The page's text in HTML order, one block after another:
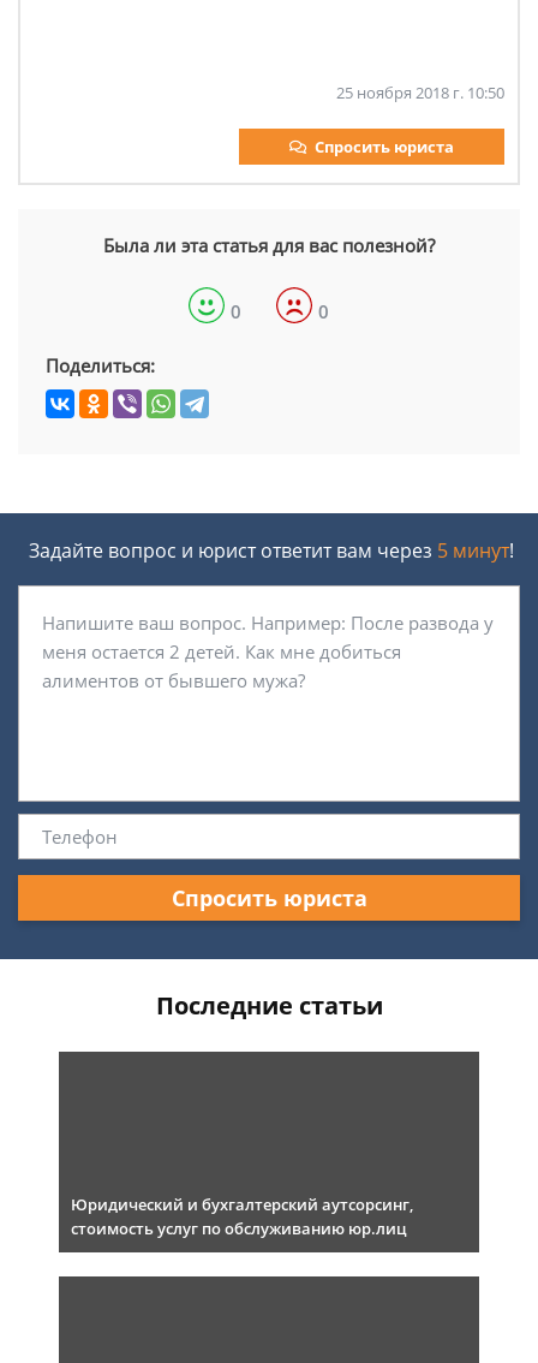
25 ноября 2018 г. 10:50
Спросить юриста
Была ли эта статья для вас полезной?
0 0
Поделиться:
Задайте вопрос и юрист ответит вам через 5 минут!
Спросить юриста
Последние статьи
Юридический и бухгалтерский аутсорсинг,
стоимость услуг по обслуживанию юр.лиц